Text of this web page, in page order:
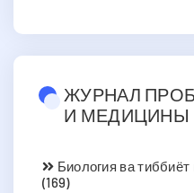
ЖУРНАЛ
И МЕДИЦИНЫ
Биология ва
(169)